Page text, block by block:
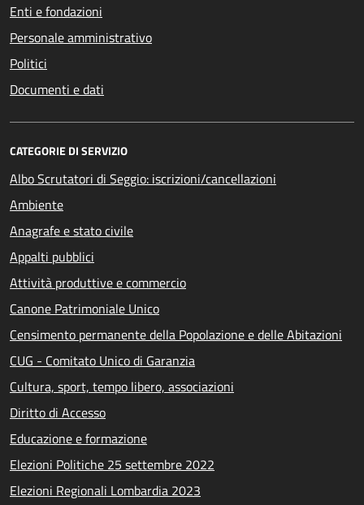
Enti e fondazioni
Personale amministrativo
Politici
Documenti e dati
CATEGORIE DI SERVIZIO
Albo Scrutatori di Seggio: iscrizioni/cancellazioni
Ambiente
Anagrafe e stato civile
Appalti pubblici
Attività produttive e commercio
Canone Patrimoniale Unico
Censimento permanente della Popolazione e delle Abitazioni
CUG - Comitato Unico di Garanzia
Cultura, sport, tempo libero, associazioni
Diritto di Accesso
Educazione e formazione
Elezioni Politiche 25 settembre 2022
Elezioni Regionali Lombardia 2023